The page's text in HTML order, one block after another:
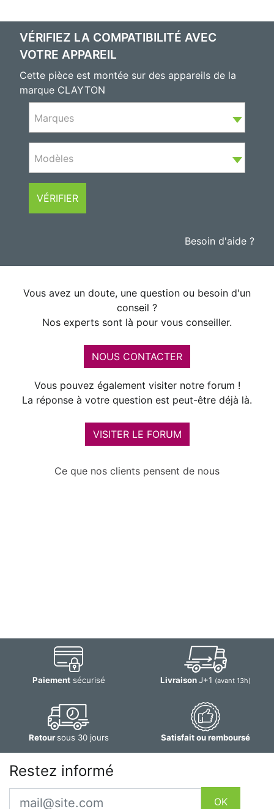
VÉRIFIEZ LA COMPATIBILITÉ AVEC
VOTRE APPAREIL
Cette pièce est montée sur des appareils de la
marque CLAYTON
Marques
Modèles
VÉRIFIER
Besoin d'aide ?
Vous avez un doute, une question ou besoin d'un
conseil ?
Nos experts sont là pour vous conseiller.
NOUS CONTACTER
Vous pouvez également visiter notre forum !
La réponse à votre question est peut-être déjà là.
VISITER LE FORUM
Ce que nos clients pensent de nous
Paiementsécurisé LivraisonJ+1 (avant 13h)
Retoursous 30 jours Satisfait ou remboursé
Restez informé
Email
OK